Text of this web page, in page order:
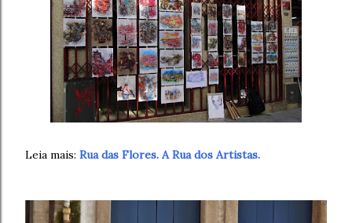
Leia mais: Rua das Flores. A Rua dos Artistas.